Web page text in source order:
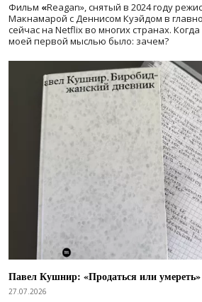
Фильм «Reagan», снятый в 2024 году
Макнамарой с Деннисом Куэйдом в
сейчас на Netflix во многих странах.
моей первой мыслью было: зачем?
Павел Кушнир: «Продаться или умереть»
27.07.2026